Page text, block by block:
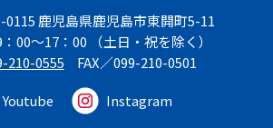
0115 鹿児島県鹿児島市東開町5-11
00～17：00 （土日・祝を除く）
210-0555 FAX 099-210-0501
Youtube Instagram